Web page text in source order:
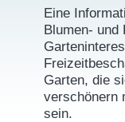
Eine
Blumen- und
Garten, die
verschönern
sein.